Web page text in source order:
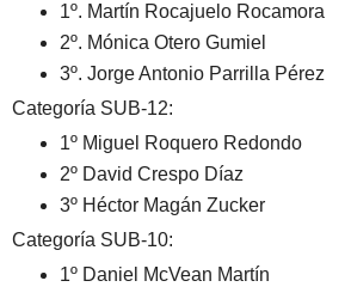
1º. Martín Rocajuelo Rocamora
2º. Mónica Otero Gumiel
3º. Jorge Antonio Parrilla Pérez
Categoría SUB-12:
1º Miguel Roquero Redondo
2º David Crespo Díaz
3º Héctor Magán Zucker
Categoría SUB-10:
1º Daniel McVean Martín